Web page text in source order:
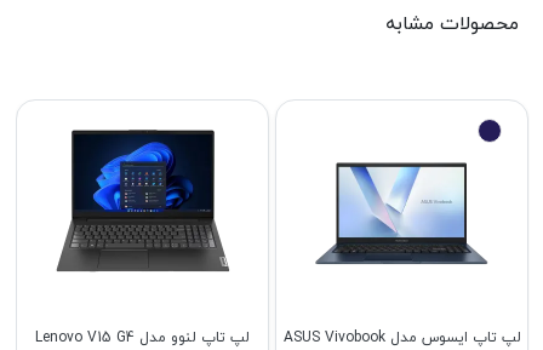
محصولات مشابه
لپ تاپ لنوو مدل Lenovo V15 G4
لپ تاپ ایسوس مدل ASUS Vivobook